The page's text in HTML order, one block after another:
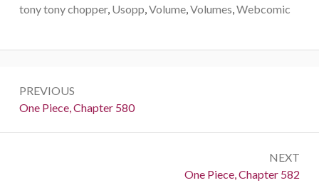
tony tony chopper, Usopp,Volume,Volumes,Webcomic
navigation
PREVIOUS
Previous:
One Piece, Chapter 580
NEXT
Next:
One Piece, Chapter 582